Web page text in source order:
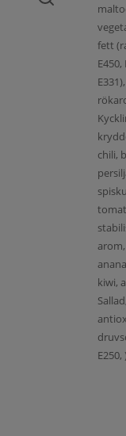
fett
chili,
kiwi,
E250,